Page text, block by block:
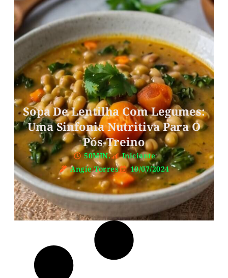
Sopa De Lentilha Com Legumes:
Uma Sinfonia Nutritiva Para O
Pós-Treino
50MIN.
Iniciante
Angie Torres
10/07/2024